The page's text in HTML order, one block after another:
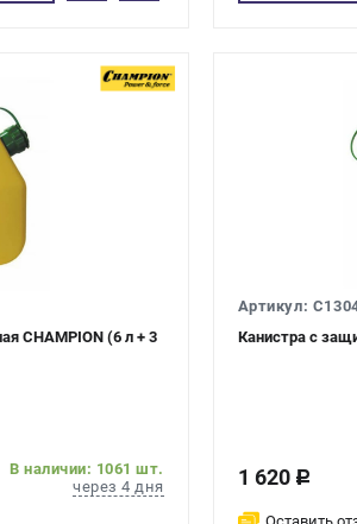
CHAMPION (6 л + 3
В наличии: 1061 шт.
через 4 дня
Артикул:
Канистра с
1 620 c